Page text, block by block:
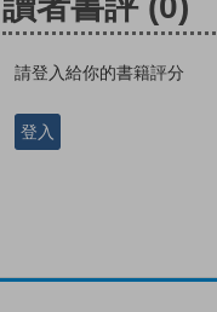
請登入給你的書籍評分
登入